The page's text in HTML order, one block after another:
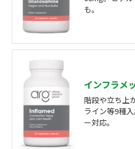
も。
インフラメ
階段や立ち上
ライン等9種
ー対応。